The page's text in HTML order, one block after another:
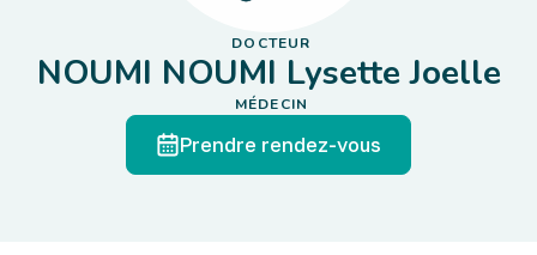
DOCTEUR
NOUMI NOUMI Lysette Joelle
MÉDECIN
Prendre rendez-vous